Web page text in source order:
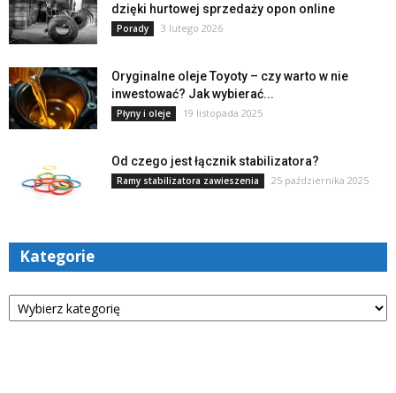
dzięki hurtowej sprzedaży opon online
Porady 3 lutego 2026
Oryginalne oleje Toyoty – czy warto w nie
inwestować? Jak wybierać...
Płyny i oleje 19 listopada 2025
Od czego jest łącznik stabilizatora?
Ramy stabilizatora zawieszenia 25 października 2025
Kategorie
Kategorie